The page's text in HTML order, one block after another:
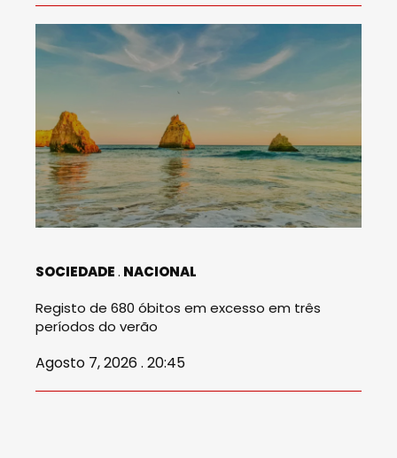
SOCIEDADE NACIONAL
Registo de 680 óbitos em excesso em três
períodos do verão
Agosto 7, 2026 . 20:45